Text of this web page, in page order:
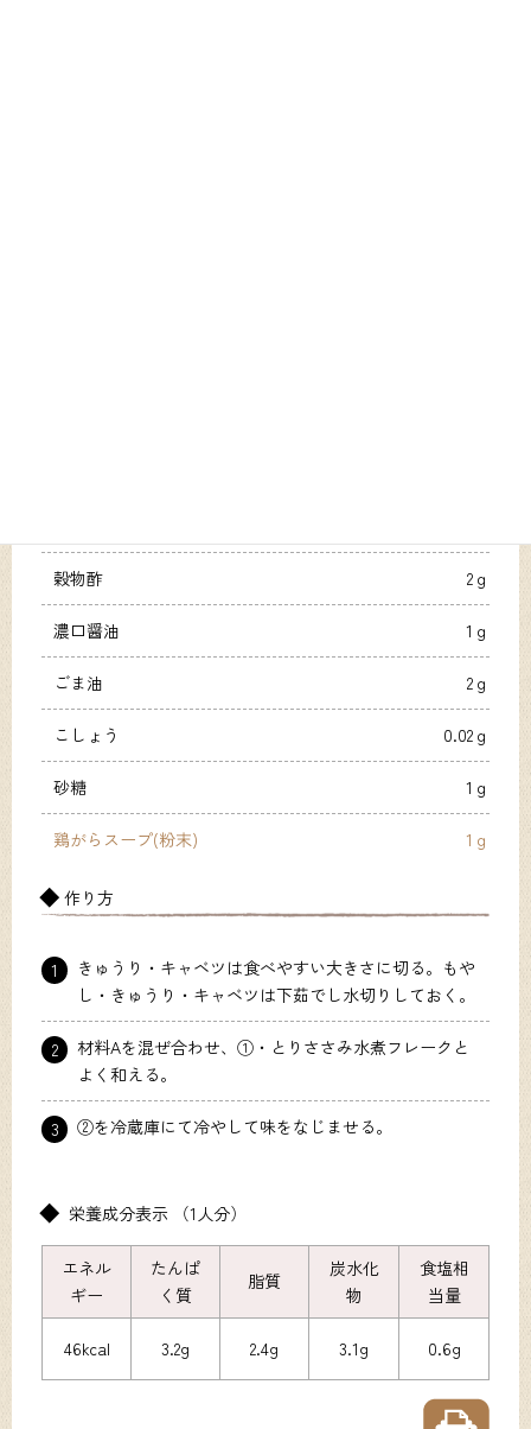
穀物酢 2ｇ
濃口醤油 1ｇ
ごま油 2ｇ
こしょう 0.02ｇ
砂糖 1ｇ
鶏がらスープ(粉末) 1ｇ
作り方
1
きゅうり・キャベツは食べやすい大きさに切る。もや
し・きゅうり・キャベツは下茹でし水切りしておく。
2
材料Aを混ぜ合わせ、①・とりささみ水煮フレークと
よく和える。
3 ②を冷蔵庫にて冷やして味をなじませる。
栄養成分表示 （1人分）
エネル
ギー
たんぱ
く質
脂質
炭水化
物
食塩相
当量
46kcal 3.2g 2.4g 3.1g 0.6g